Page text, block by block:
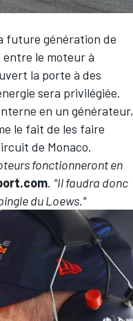
future génération de
le moteur à
la porte à des
sera privilégiée.
en un générateur,
le fait de les faire
de Monaco.
fonctionneront en
. "Il faudra donc
du Loews."